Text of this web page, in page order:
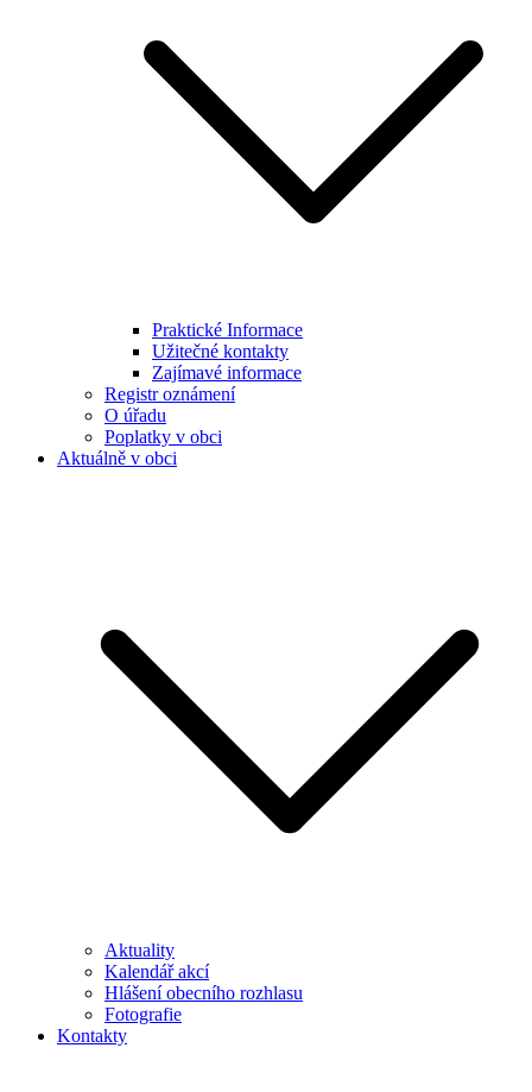
Praktické Informace
Užitečné kontakty
Zajímavé informace
Registr oznámení
O úřadu
Poplatky v obci
Aktuálně v obci
Aktuality
Kalendář akcí
Hlášení obecního rozhlasu
Fotografie
Kontakty